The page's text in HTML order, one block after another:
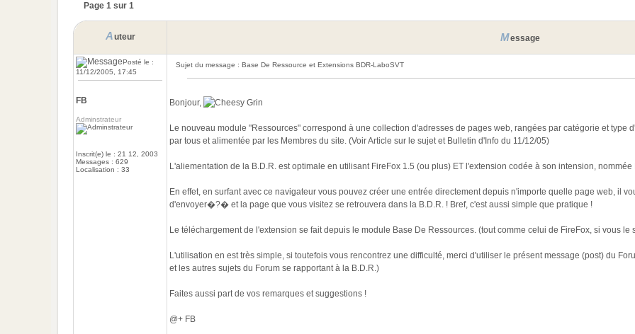
Page 1 sur 1
Auteur Message
Posté le :
11/12/2005, 17:45
FB
Adminstrateur
Inscrit(e) le : 21 12, 2003
Messages : 629
Localisation : 33
Sujet du message : Base De Ressource et Extensions BDR-LaboSVT
Bonjour,
Le nouveau module "Ressources" correspond à une collection d'adresses de pages web, rangées par catégorie et type
par tous et alimentée par les Membres du site. (Voir Article sur le sujet et Bulletin d'Info du 11/12/05)
L'aliementation de la B.D.R. est optimale en utilisant FireFox 1.5 (ou plus) ET l'extension codée à son intension,
En effet, en surfant avec ce navigateur vous pouvez créer une entrée directement depuis n'importe quelle page web, il
d'envoyer�?� et la page que vous visitez se retrouvera dans la B.D.R. ! Bref, c'est aussi simple que pratique !
Le téléchargement de l'extension se fait depuis le module Base De Ressources. (tout comme celui de FireFox, si vous le
L'utilisation en est très simple, si toutefois vous rencontrez une difficulté, merci d'utiliser le présent message (post) du
et les autres sujets du Forum se rapportant à la B.D.R.)
Faites aussi part de vos remarques et suggestions !
@+ FB